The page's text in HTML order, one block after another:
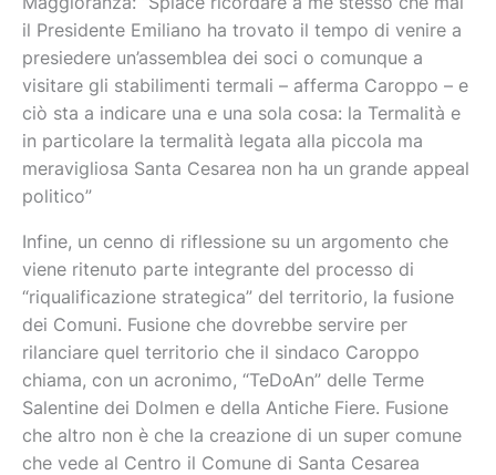
il Presidente Emiliano ha trovato il tempo di venire a
presiedere un’assemblea dei soci o comunque a
visitare gli stabilimenti termali – afferma Caroppo – e
ciò sta a indicare una e una sola cosa: la Termalità e
in particolare la termalità legata alla piccola ma
meravigliosa Santa Cesarea non ha un grande appeal
politico”
Infine, un cenno di riflessione su un argomento che
viene ritenuto parte integrante del processo di
“riqualificazione strategica” del territorio, la fusione
dei Comuni. Fusione che dovrebbe servire per
rilanciare quel territorio che il sindaco Caroppo
chiama, con un acronimo, “TeDoAn” delle Terme
Salentine dei Dolmen e della Antiche Fiere. Fusione
che altro non è che la creazione di un super comune
che vede al Centro il Comune di Santa Cesarea